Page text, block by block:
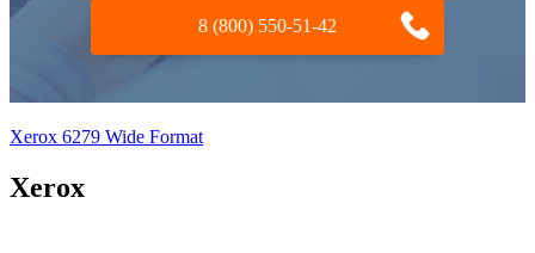
8 (800) 550-51-42
Xerox 6279 Wide Format
Xerox